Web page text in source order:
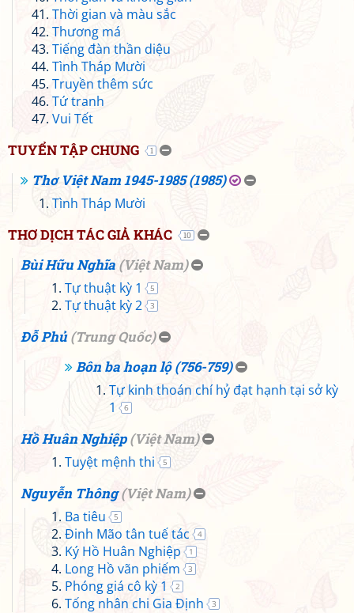
Thời gian và màu sắc
Thương má
Tiếng đàn thần diệu
Tình Tháp Mười
Truyền thêm sức
Tứ tranh
Vui Tết
TUYỂN TẬP CHUNG 1
Thơ Việt Nam 1945-1985 (1985)
Tình Tháp Mười
THƠ DỊCH TÁC GIẢ KHÁC 10
Bùi Hữu Nghĩa (Việt Nam)
Tự thuật kỳ 1 5
Tự thuật kỳ 2 3
Đỗ Phủ (Trung Quốc)
Bôn ba hoạn lộ (756-759)
Tự kinh thoán chí hỷ đạt hạnh tại sở kỳ
1
6
Hồ Huân Nghiệp (Việt Nam)
Tuyệt mệnh thi 5
Nguyễn Thông (Việt Nam)
Ba tiêu 5
Đinh Mão tân tuế tác 4
Ký Hồ Huân Nghiệp 1
Long Hồ vãn phiếm 3
Phóng giá cô kỳ 1 2
Tống nhân chi Gia Định 3